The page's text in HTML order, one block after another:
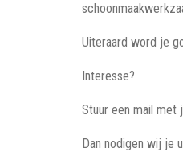
Uiteraard word je
Interesse?
Stuur een mail met
Dan nodigen wij je